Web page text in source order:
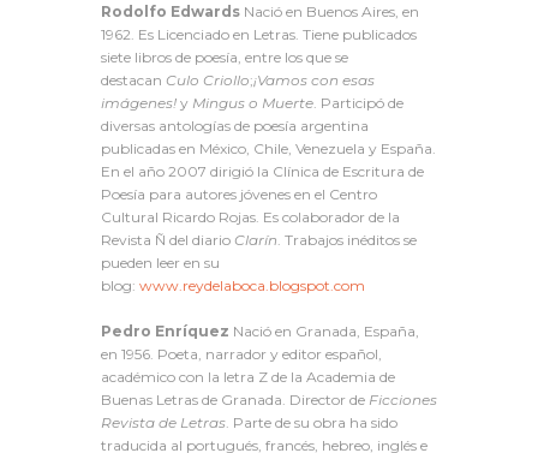
Rodolfo Edwards Nació en Buenos Aires, en
1962. Es Licenciado en Letras. Tiene publicados
siete libros de poesía, entre los que se
destacan Culo Criollo;¡Vamos con esas
imágenes! y Mingus o Muerte . Participó de
diversas antologías de poesía argentina
publicadas en México, Chile, Venezuela y España.
En el año 2007 dirigió la Clínica de Escritura de
Poesía para autores jóvenes en el Centro
Cultural Ricardo Rojas. Es colaborador de la
Revista Ñ del diario Clarín . Trabajos inéditos se
pueden leer en su
blog: www.reydelaboca.blogspot.com
Pedro Enríquez Nació en Granada, España,
en 1956. Poeta, narrador y editor español,
académico con la letra Z de la Academia de
Buenas Letras de Granada. Director de Ficciones
Revista de Letras . Parte de su obra ha sido
traducida al portugués, francés, hebreo, inglés e